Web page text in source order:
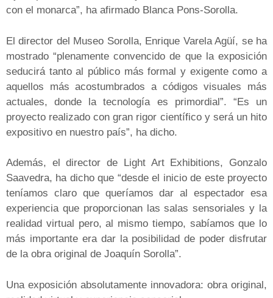
con el monarca”, ha afirmado Blanca Pons-Sorolla.
El director del Museo Sorolla, Enrique Varela Agüí, se ha
mostrado “plenamente convencido de que la exposición
seducirá tanto al público más formal y exigente como a
aquellos más acostumbrados a códigos visuales más
actuales, donde la tecnología es primordial”. “Es un
proyecto realizado con gran rigor científico y será un hito
expositivo en nuestro país”, ha dicho.
Además, el director de Light Art Exhibitions, Gonzalo
Saavedra, ha dicho que “desde el inicio de este proyecto
teníamos claro que queríamos dar al espectador esa
experiencia que proporcionan las salas sensoriales y la
realidad virtual pero, al mismo tiempo, sabíamos que lo
más importante era dar la posibilidad de poder disfrutar
de la obra original de Joaquín Sorolla”.
Una exposición absolutamente innovadora: obra original,